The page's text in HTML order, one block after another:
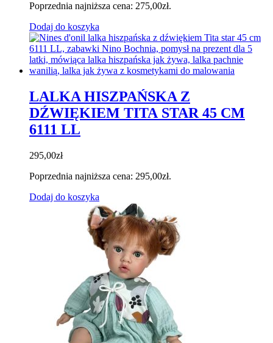
Poprzednia najniższa cena: 275,00zł.
Dodaj do koszyka
LALKA HISZPAŃSKA Z
DŹWIĘKIEM TITA STAR 45 CM
6111 LL
295,00zł
Poprzednia najniższa cena: 295,00zł.
Dodaj do koszyka